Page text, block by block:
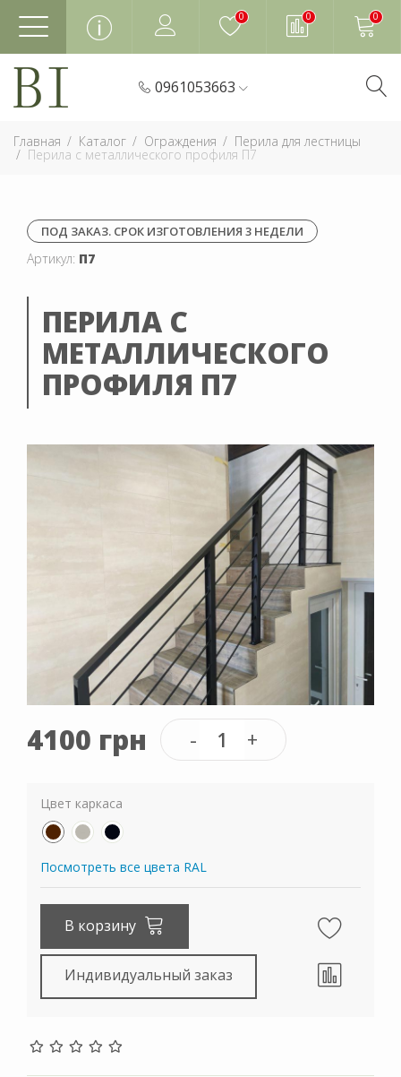
0 0 0
0961053663
Главная Каталог Ограждения Перила для лестницы
Перила с металлического профиля П7
ПОД ЗАКАЗ. СРОК ИЗГОТОВЛЕНИЯ 3 НЕДЕЛИ
Артикул: П7
ПЕРИЛА С
МЕТАЛЛИЧЕСКОГО
ПРОФИЛЯ П7
4100 грн
Цвет каркаса
Посмотреть все цвета RAL
В корзину
Индивидуальный заказ